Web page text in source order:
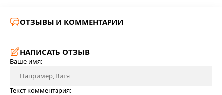
ОТЗЫВЫ И КОММЕНТАРИИ
НАПИСАТЬ ОТЗЫВ
Ваше имя:
Текст комментария: